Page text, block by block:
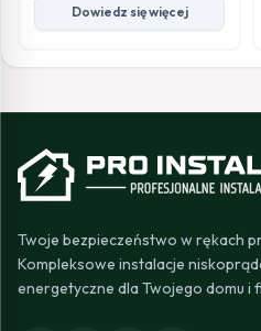
Dowiedz się więcej
Twoje bezpieczeństwo w rękach
Kompleksowe instalacje
energetyczne dla Twojego domu i